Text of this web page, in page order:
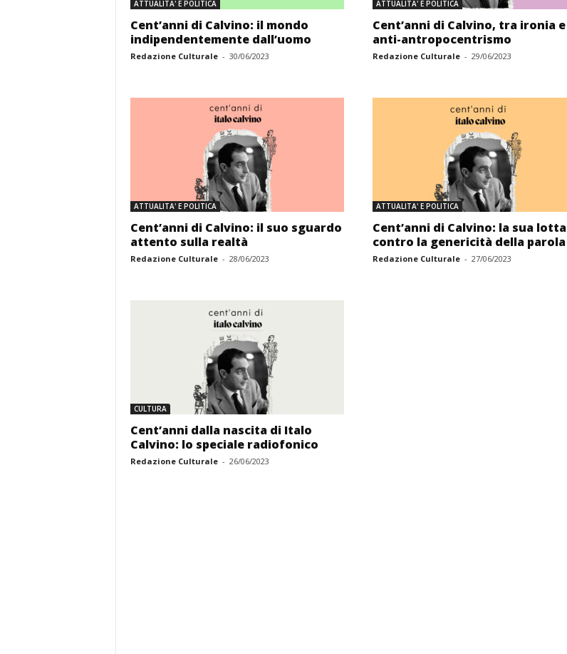
ATTUALITA' E POLITICA
Cent’anni di Calvino: il mondo
indipendentemente dall’uomo
Redazione Culturale - 30/06/2023
ATTUALITA' E POLITICA
Cent’anni di Calvino, tra ironia e
anti-antropocentrismo
Redazione Culturale - 29/06/2023
ATTUALITA' E POLITICA
Cent’anni di Calvino: il suo sguardo
attento sulla realtà
Redazione Culturale - 28/06/2023
ATTUALITA' E POLITICA
Cent’anni di Calvino: la sua lotta
contro la genericità della parola
Redazione Culturale - 27/06/2023
CULTURA
Cent’anni dalla nascita di Italo
Calvino: lo speciale radiofonico
Redazione Culturale - 26/06/2023